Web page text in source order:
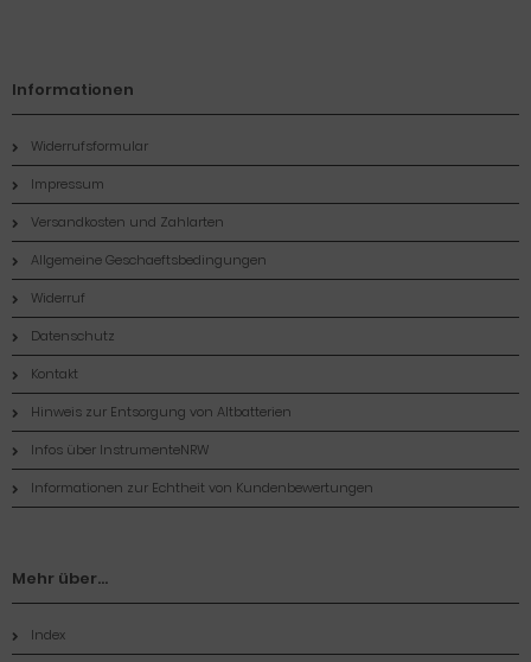
Informationen
Widerrufsformular
Impressum
Versandkosten und Zahlarten
Allgemeine Geschaeftsbedingungen
Widerruf
Datenschutz
Kontakt
Hinweis zur Entsorgung von Altbatterien
Infos über InstrumenteNRW
Informationen zur Echtheit von Kundenbewertungen
Mehr über...
Index